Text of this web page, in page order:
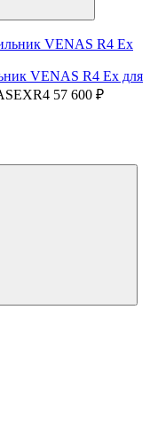
VENAS R4 Ex для
57 600 ₽